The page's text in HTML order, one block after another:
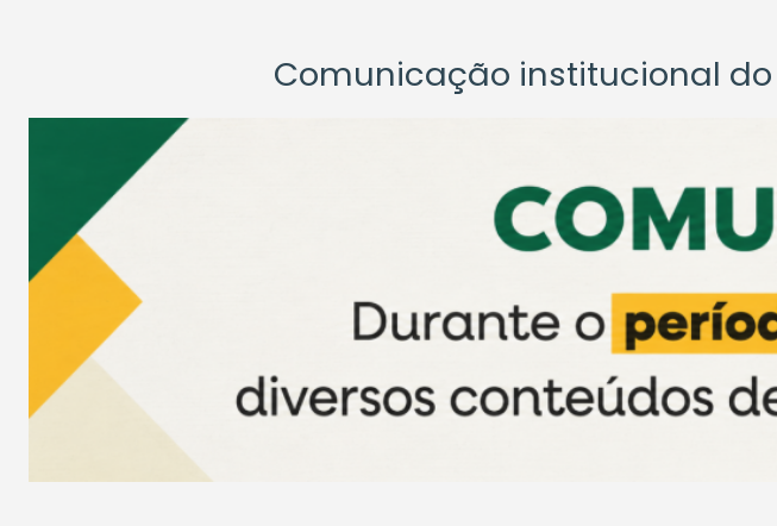
Comunicação institucional do